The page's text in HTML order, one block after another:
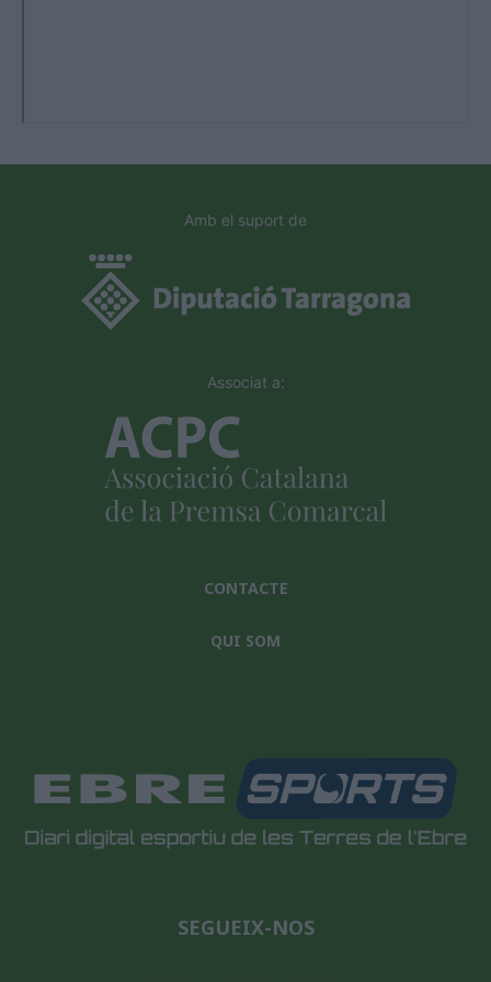
Amb el suport de
Associat a:
CONTACTE
QUI SOM
SEGUEIX-NOS